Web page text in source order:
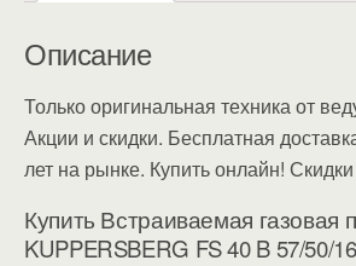
Описание
Только оригинальная техника от
Акции и скидки. Бесплатная
лет на рынке. Купить онлайн!
Купить Встраиваемая газовая
KUPPERSBERG FS 40 B 57/50/